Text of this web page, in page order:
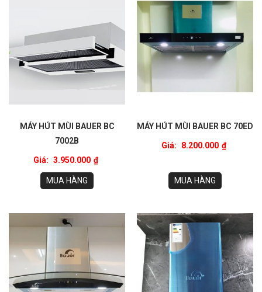
MÁY HÚT MÙI BAUER BC
7002B
Giá: 3.950.000 ₫
MUA HÀNG
MÁY HÚT MÙI BAUER BC 70ED
Giá: 8.200.000 ₫
MUA HÀNG